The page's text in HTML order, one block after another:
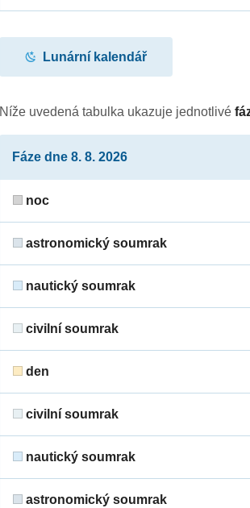
Lunární kalendář
Níže uvedená tabulka ukazuje jednotlivé
Fáze dne 8. 8. 2026
noc
astronomický soumrak
nautický soumrak
civilní soumrak
den
civilní soumrak
nautický soumrak
astronomický soumrak